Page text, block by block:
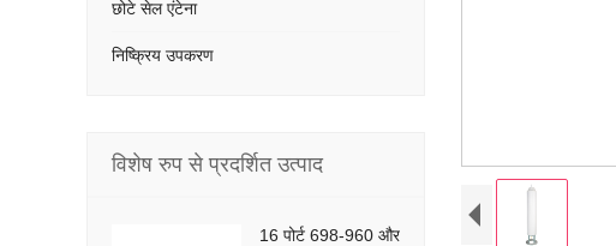
छोटे सेल एंटेना
निष्क्रिय उपकरण
विशेष रुप से प्रदर्शित उत्पाद
16 पोर्ट 698-960 और